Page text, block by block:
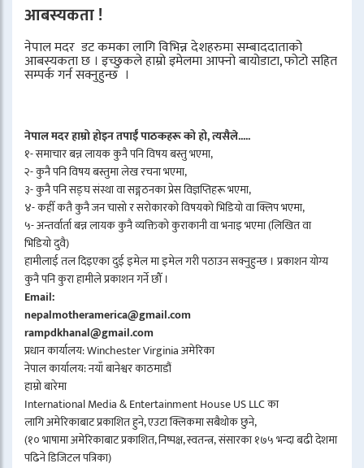
आबस्यकता !
नेपाल मदर डट कमका लागि विभिन्न देशहरुमा सम्बाददाताको
आबस्यकता छ । इच्छुकले हाम्रो इमेलमा आफ्नो बायोडाटा, फोटो सहित
सम्पर्क गर्न सक्नुहुन्छ ।
नेपाल मदर हाम्रो होइन तपाईँ पाठकहरू को हो, त्यसैले.....
१- समाचार बन्न लायक कुनै पनि विषय बस्तु भएमा,
२- कुनै पनि विषय बस्तुमा लेख रचना भएमा,
३- कुनै पनि सङ्घ संस्था वा सङ्गठनका प्रेस विज्ञप्तिहरू भएमा,
४- कहीँ कतै कुनै जन चासो र सरोकारको विषयको भिडियो वा क्लिप भएमा,
५- अन्तर्वार्ता बन्न लायक कुनै व्यक्तिको कुराकानी वा भनाइ भएमा (लिखित वा
भिडियो दुवै)
हामीलाई तल दिइएका दुई इमेल मा इमेल गरी पठाउन सक्नुहुन्छ । प्रकाशन योग्य
कुनै पनि कुरा हामीले प्रकाशन गर्ने छौँ ।
Email:
nepalmotheramerica@gmail.com
rampdkhanal@gmail.com
प्रधान कार्यालय: Winchester Virginia अमेरिका
नेपाल कार्यालय: नयाँ बानेश्वर काठमाडौं
हाम्रो बारेमा
International Media & Entertainment House US LLC का
लागि अमेरिकाबाट प्रकाशित हुने, एउटा क्लिकमा सबैथोक छुने,
(१० भाषामा अमेरिकाबाट प्रकाशित, निष्पक्ष, स्वतन्त्र, संसारका १७५ भन्दा बढी देशमा
पढिने डिजिटल पत्रिका)